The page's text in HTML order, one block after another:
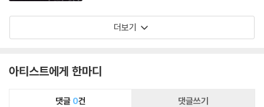
더보기
아티스트에게 한마디
댓글 0건 댓글쓰기